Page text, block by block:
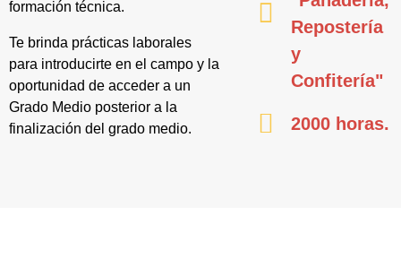
formación técnica.
Te brinda prácticas laborales
para introducirte en el campo y la
oportunidad de acceder a un
Grado Medio posterior a la
finalización del grado medio.
Repostería
y
Confitería"
2000 horas.